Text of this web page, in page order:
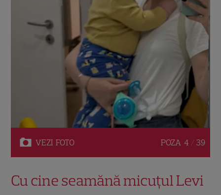
VEZI FOTO POZA 4 / 39
Cu cine seamănă micuțul Levi